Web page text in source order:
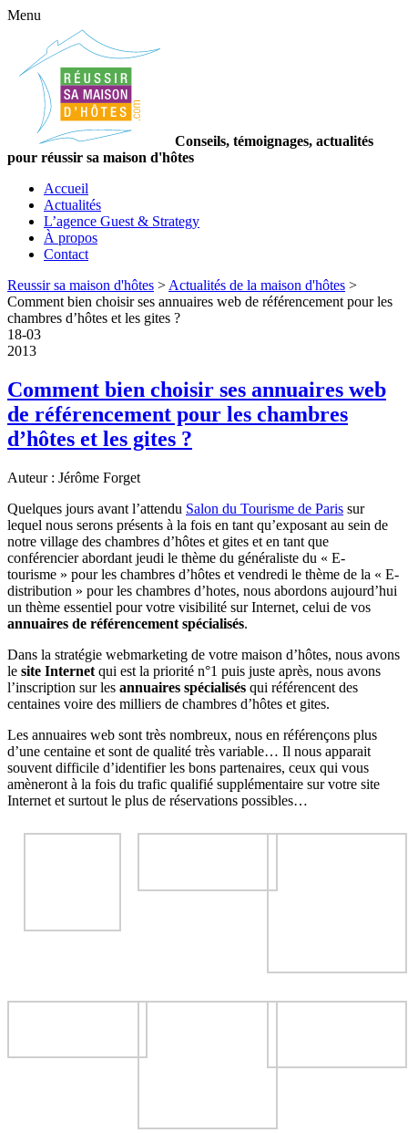
Menu
Conseils, témoignages, actualités
pour réussir sa maison d'hôtes
Accueil
Actualités
L’agence Guest & Strategy
À propos
Contact
Reussir sa maison d'hôtes > Actualités de la maison d'hôtes >
Comment bien choisir ses annuaires web de référencement pour les
chambres d’hôtes et les gites ?
18-03
2013
Comment bien choisir ses annuaires web
de référencement pour les chambres
d’hôtes et les gites ?
Auteur : Jérôme Forget
Quelques jours avant l’attendu Salon du Tourisme de Paris sur
lequel nous serons présents à la fois en tant qu’exposant au sein de
notre village des chambres d’hôtes et gites et en tant que
conférencier abordant jeudi le thème du généraliste du « E-
tourisme » pour les chambres d’hôtes et vendredi le thème de la « E-
distribution » pour les chambres d’hotes, nous abordons aujourd’hui
un thème essentiel pour votre visibilité sur Internet, celui de vos
annuaires de référencement spécialisés.
Dans la stratégie webmarketing de votre maison d’hôtes, nous avons
le site Internet qui est la priorité n°1 puis juste après, nous avons
l’inscription sur les annuaires spécialisés qui référencent des
centaines voire des milliers de chambres d’hôtes et gites.
Les annuaires web sont très nombreux, nous en référençons plus
d’une centaine et sont de qualité très variable… Il nous apparait
souvent difficile d’identifier les bons partenaires, ceux qui vous
amèneront à la fois du trafic qualifié supplémentaire sur votre site
Internet et surtout le plus de réservations possibles…